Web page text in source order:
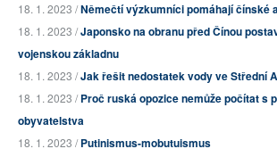
18. 1. 2023 /Němečtí výzkumníci pomáhají čínské
18. 1. 2023 /Japonsko na obranu před Čínou
vojenskou základnu
18. 1. 2023 /Jak řešit nedostatek vody ve Střední
18. 1. 2023 /Proč ruská opozice nemůže počítat s
obyvatelstva
18. 1. 2023 /Putinismus-mobutuismus